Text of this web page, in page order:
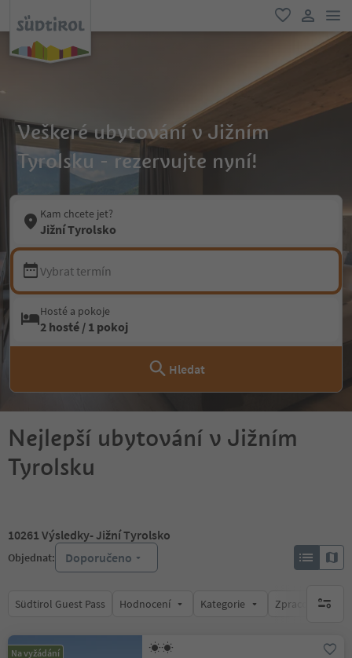
oblíbené
Veškeré ubytování v Jižním
Tyrolsku - rezervujte nyní!
Kam chcete jet?
Jižní Tyrolsko
Vybrat termín
Hosté a pokoje
2 hosté / 1 pokoj
Hledat
Nejlepší ubytování v Jižním
Tyrolsku
10261 Výsledky- Jižní Tyrolsko
Objednat: Doporučeno
Südtirol Guest Pass Hodnocení Kategorie Zpracovávábrak
Na vyžádání